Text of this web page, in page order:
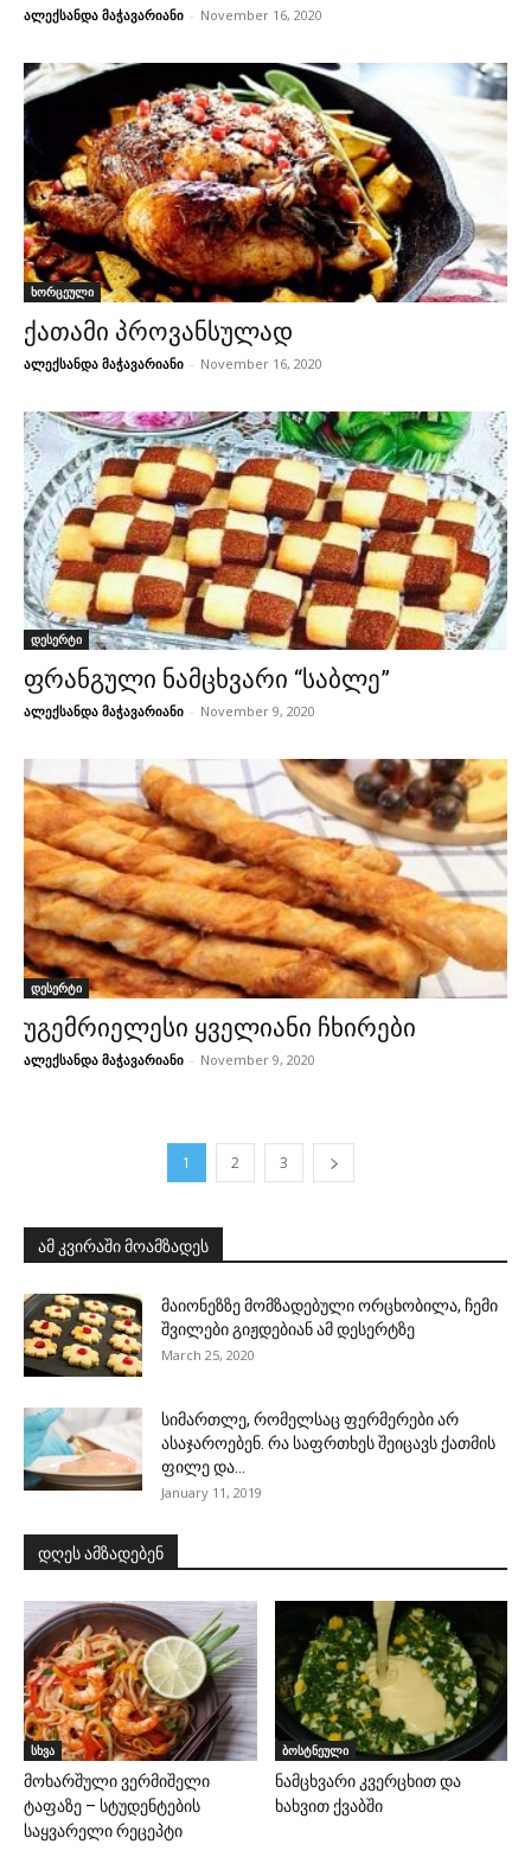
ალექსანდა მაჭავარიანი - November 16, 2020
ხორცეული
ქათამი პროვანსულად
ალექსანდა მაჭავარიანი - November 16, 2020
დესერტი
ფრანგული ნამცხვარი “საბლე”
ალექსანდა მაჭავარიანი - November 9, 2020
დესერტი
უგემრიელესი ყველიანი ჩხირები
ალექსანდა მაჭავარიანი - November 9, 2020
1 2 3
ამ კვირაში მოამზადეს
მაიონეზზე მომზადებული ორცხობილა, ჩემი
შვილები გიჟდებიან ამ დესერტზე
March 25, 2020
სიმართლე, რომელსაც ფერმერები არ
ასაჯაროებენ. რა საფრთხეს შეიცავს ქათმის
ფილე და...
January 11, 2019
დღეს ამზადებენ
სხვა
მოხარშული ვერმიშელი
ტაფაზე – სტუდენტების
საყვარელი რეცეპტი
ბოსტნეული
ნამცხვარი კვერცხით და
ხახვით ქვაბში